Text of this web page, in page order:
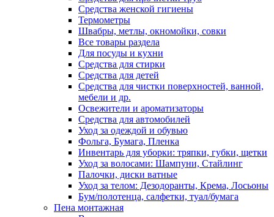
Средства женской гигиены
Термометры
Швабры, метлы, окномойки, совки
Все товары раздела
Для посуды и кухни
Средства для стирки
Средства для детей
Средства для чистки поверхностей, ванной,
мебели и др.
Освежители и ароматизаторы
Средства для автомобилей
Уход за одеждой и обувью
Фольга, Бумага, Пленка
Инвентарь для уборки: тряпки, губки, щетки
Уход за волосами: Шампуни, Стайлинг
Палочки, диски ватные
Уход за телом: Дезодоранты, Крема, Лосьоны
Бум/полотенца, салфетки, туал/бумага
Пена монтажная